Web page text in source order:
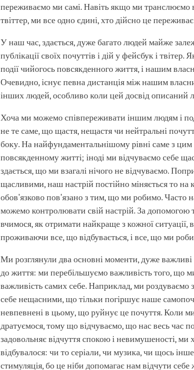
переживаємо ми самі. Навіть якщо ми транслюємо
твіттер, ми все одно єдині, хто дійсно це
У наш час, здається, дуже багато людей майже
публікації своїх почуттів і дій у фейсбук і
події чийогось повсякденного життя, і нашим
Очевидно, існує певна дистанція між нашим
інших людей, особливо коли цей досвід описаний
Хоча ми можемо співпереживати іншим людям і
не те саме, що щастя, нещастя чи нейтральні
боку. На найфундаментальнішому рівні саме з
повсякденному житті; іноді ми відчуваємо себе
здається, що ми взагалі нічого не відчуваємо.
щасливими, наш настрій постійно міняється то на
обов'язково пов'язано з тим, що ми робимо. Часто
можемо контролювати свій настрій. За допомогою
вчимося, як отримати найкраще з кожної
проживаючи все, що відбувається, і все, що ми
Ми розглянули два основні моменти, дуже
до життя: ми перебільшуємо важливість того, що
важливість самих себе. Наприклад, ми роздуваємо
себе нещасними, що тільки погіршує наше
невпевнені в цьому, що руйнує це почуття. Коли
дратуємося, тому що відчуваємо, що нас весь час
задовольняє відчуття спокою і невимушеності,
відбувалося: чи то серіали, чи музика, чи щось
стимуляція, бо це ніби допомагає нам відчути